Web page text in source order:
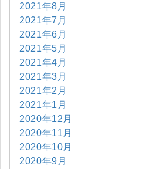
2021年8月
2021年7月
2021年6月
2021年5月
2021年4月
2021年3月
2021年2月
2021年1月
2020年12月
2020年11月
2020年10月
2020年9月